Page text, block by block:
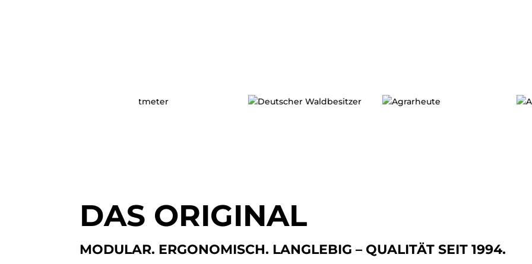
DAS ORIGINAL
MODULAR. ERGONOMISCH. LANGLEBIG – QUALITÄT SEIT 1994.